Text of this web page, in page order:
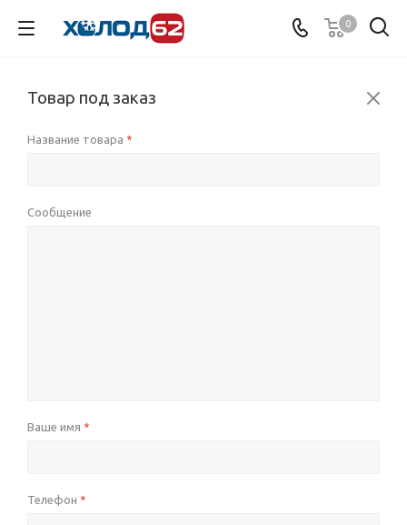
0
Товар под заказ
Название товара *
Сообщение
Ваше имя *
Телефон *